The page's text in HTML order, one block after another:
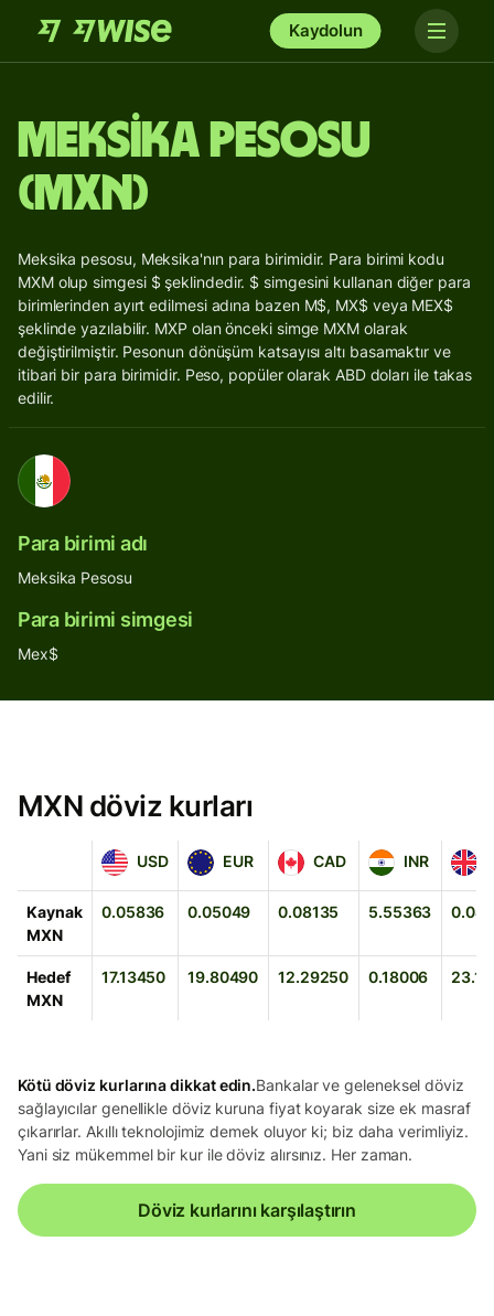
Kaydolun
Meksika Pesosu
(MXN)
Meksika pesosu, Meksika'nın para birimidir. Para birimi kodu
MXM olup simgesi $ şeklindedir. $ simgesini kullanan diğer para
birimlerinden ayırt edilmesi adına bazen M$, MX$ veya MEX$
şeklinde yazılabilir. MXP olan önceki simge MXM olarak
değiştirilmiştir. Pesonun dönüşüm katsayısı altı basamaktır ve
itibari bir para birimidir. Peso, popüler olarak ABD doları ile takas
edilir.
Para birimi adı
Meksika Pesosu
Para birimi simgesi
Mex$
MXN döviz kurları
USD
USD EUR
EUR CAD
CAD INR
INR GBP
Kaynak
MXN
0.05836 0.05049 0.08135 5.55363
Hedef
MXN
17.13450 19.80490 12.29250 0.18006
Kötü döviz kurlarına dikkat edin.Bankalar ve geleneksel döviz
sağlayıcılar genellikle döviz kuruna fiyat koyarak size ek masraf
çıkarırlar. Akıllı teknolojimiz demek oluyor ki; biz daha verimliyiz.
Yani siz mükemmel bir kur ile döviz alırsınız. Her zaman.
Döviz kurlarını karşılaştırın